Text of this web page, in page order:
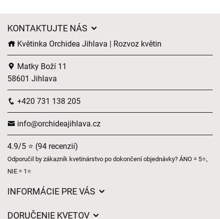
KONTAKTUJTE NÁS
Květinka Orchidea Jihlava | Rozvoz květin
Matky Boží 11
58601 Jihlava
+420 731 138 205
info@orchideajihlava.cz
4.9/5 ⭐ (94 recenzií)
Odporučil by zákazník kvetinárstvo po dokončení objednávky? ÁNO = 5⭐,
NIE = 1⭐
INFORMÁCIE PRE VÁS
DORUČENIE KVETOV